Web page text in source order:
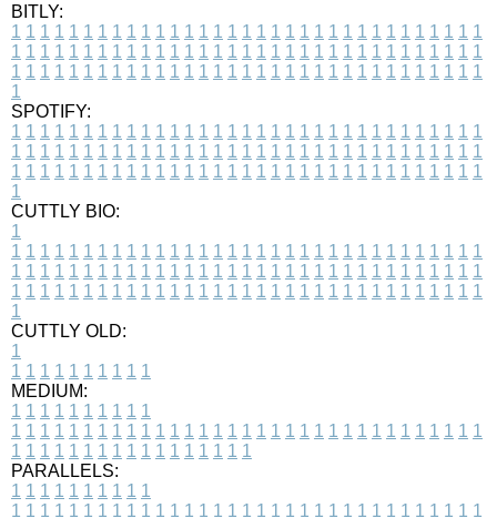
BITLY:
1 1 1 1 1 1 1 1 1 1 1 1 1 1 1 1 1 1 1 1 1 1 1 1 1 1 1 1 1 1 1 1 1
1 1 1 1 1 1 1 1 1 1 1 1 1 1 1 1 1 1 1 1 1 1 1 1 1 1 1 1 1 1 1 1 1
1 1 1 1 1 1 1 1 1 1 1 1 1 1 1 1 1 1 1 1 1 1 1 1 1 1 1 1 1 1 1 1 1
1
SPOTIFY:
1 1 1 1 1 1 1 1 1 1 1 1 1 1 1 1 1 1 1 1 1 1 1 1 1 1 1 1 1 1 1 1 1
1 1 1 1 1 1 1 1 1 1 1 1 1 1 1 1 1 1 1 1 1 1 1 1 1 1 1 1 1 1 1 1 1
1 1 1 1 1 1 1 1 1 1 1 1 1 1 1 1 1 1 1 1 1 1 1 1 1 1 1 1 1 1 1 1 1
1
CUTTLY BIO:
1
1 1 1 1 1 1 1 1 1 1 1 1 1 1 1 1 1 1 1 1 1 1 1 1 1 1 1 1 1 1 1 1 1
1 1 1 1 1 1 1 1 1 1 1 1 1 1 1 1 1 1 1 1 1 1 1 1 1 1 1 1 1 1 1 1 1
1 1 1 1 1 1 1 1 1 1 1 1 1 1 1 1 1 1 1 1 1 1 1 1 1 1 1 1 1 1 1 1 1
1
CUTTLY OLD:
1
1 1 1 1 1 1 1 1 1 1
MEDIUM:
1 1 1 1 1 1 1 1 1 1
1 1 1 1 1 1 1 1 1 1 1 1 1 1 1 1 1 1 1 1 1 1 1 1 1 1 1 1 1 1 1 1 1
1 1 1 1 1 1 1 1 1 1 1 1 1 1 1 1 1
PARALLELS:
1 1 1 1 1 1 1 1 1 1
1 1 1 1 1 1 1 1 1 1 1 1 1 1 1 1 1 1 1 1 1 1 1 1 1 1 1 1 1 1 1 1 1